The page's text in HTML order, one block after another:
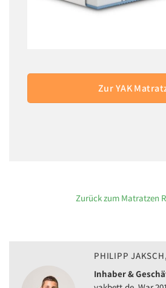
Zur YAK
Zurück zum Matratzen
PHILIPP
Inhaber &